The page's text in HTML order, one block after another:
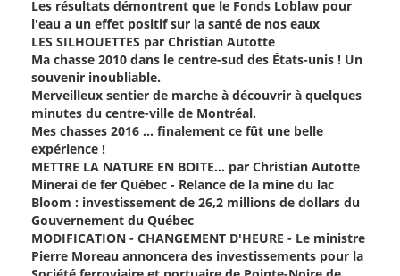
Les résultats démontrent que le Fonds Loblaw pour
l'eau a un effet positif sur la santé de nos eaux
LES SILHOUETTES par Christian Autotte
Ma chasse 2010 dans le centre-sud des États-unis ! Un
souvenir inoubliable.
Merveilleux sentier de marche à découvrir à quelques
minutes du centre-ville de Montréal.
Mes chasses 2016 ... finalement ce fût une belle
expérience !
METTRE LA NATURE EN BOITE… par Christian Autotte
Minerai de fer Québec - Relance de la mine du lac
Bloom : investissement de 26,2 millions de dollars du
Gouvernement du Québec
MODIFICATION - CHANGEMENT D'HEURE - Le ministre
Pierre Moreau annoncera des investissements pour la